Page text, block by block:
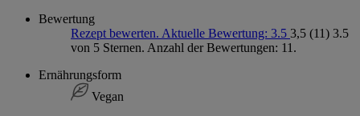
Bewertung
Rezept bewerten. Aktuelle Bewertung: 3.5 3,5 (11) 3.5
von 5 Sternen. Anzahl der Bewertungen: 11.
Ernährungsform
Vegan